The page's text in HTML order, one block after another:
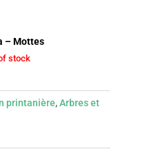
– Mottes
stock
printanière,Arbres et